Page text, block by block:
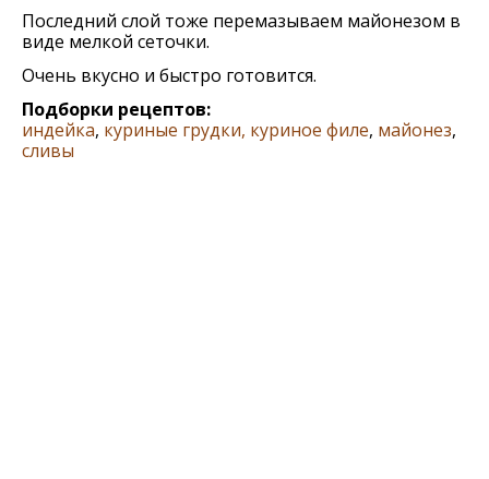
Последний слой тоже перемазываем майонезом в
виде мелкой сеточки.
Очень вкусно и быстро готовится.
Подборки рецептов:
индейка, куриные грудки, куриное филе, майонез,
сливы